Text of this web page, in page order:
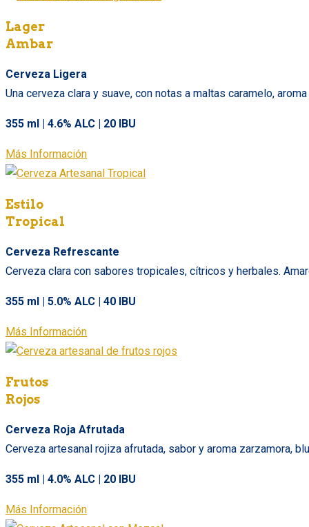
Lager
Ambar
Cerveza Ligera
Una cerveza clara y suave, con notas a maltas caramelo,
355 ml | 4.6% ALC | 20 IBU
Más Información
Estilo
Tropical
Cerveza Refrescante
Cerveza clara con sabores tropicales, cítricos y herbales.
355 ml | 5.0% ALC | 40 IBU
Más Información
Frutos
Rojos
Cerveza Roja Afrutada
Cerveza artesanal rojiza afrutada, sabor y aroma zarzamora,
355 ml | 4.0% ALC | 20 IBU
Más Información